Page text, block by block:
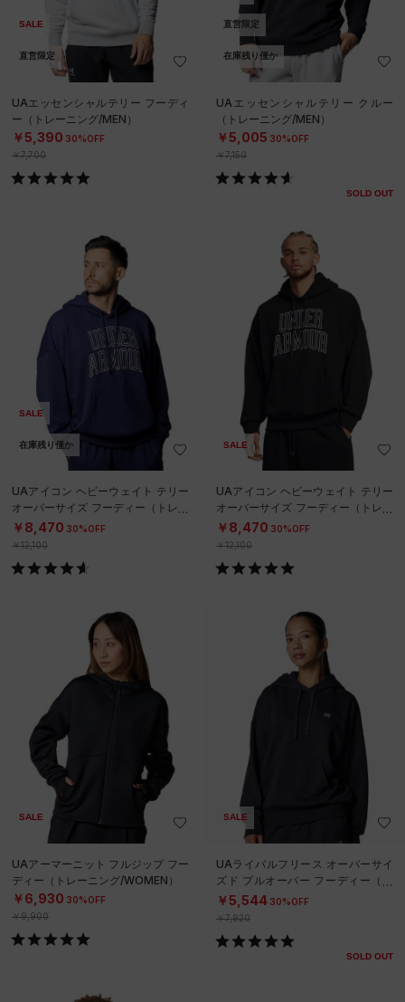
SALE
直営限定
UAエッセンシャルテリー フーディ
ー（トレーニング/MEN）
￥5,390 30%OFF
￥7,700
直営限定
在庫残り僅か
UAエッセンシャルテリー クルー
（トレーニング/MEN）
￥5,005 30%OFF
￥7,150
SOLD OUT
SALE
在庫残り僅か
UAアイコン ヘビーウェイト テリー
オーバーサイズ フーディー（トレー
ニング/MEN）
￥8,470 30%OFF
￥12,100
SALE
UAアイコン ヘビーウェイト テリー
オーバーサイズ フーディー（トレー
ニング/MEN）
￥8,470 30%OFF
￥12,100
SALE
UAアーマーニット フルジップ フー
ディー（トレーニング/WOMEN）
￥6,930 30%OFF
￥9,900
SALE
UAライバルフリース オーバーサイ
ズド プルオーバー フーディー（ト
レーニング/WOMEN）
￥5,544 30%OFF
￥7,920
SOLD OUT